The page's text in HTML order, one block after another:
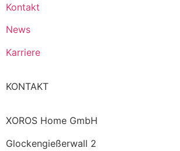
Kontakt
News
Karriere
KONTAKT
XOROS Home GmbH
Glockengießerwall 2